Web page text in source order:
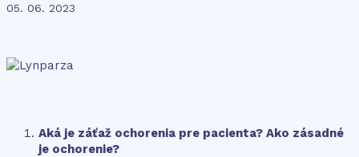
05. 06. 2023
Aká je záťaž ochorenia pre pacienta? Ako zásadné
je ochorenie?